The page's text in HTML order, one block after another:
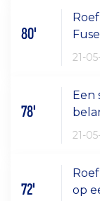
80'
21-
78'
Een
21-
72'
op